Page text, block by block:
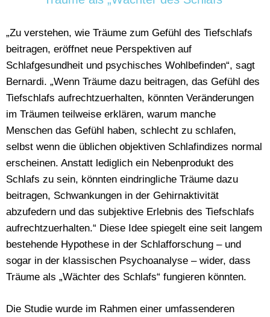
„Zu verstehen, wie Träume zum Gefühl des Tiefschlafs
beitragen, eröffnet neue Perspektiven auf
Schlafgesundheit und psychisches Wohlbefinden“, sagt
Bernardi. „Wenn Träume dazu beitragen, das Gefühl des
Tiefschlafs aufrechtzuerhalten, könnten Veränderungen
im Träumen teilweise erklären, warum manche
Menschen das Gefühl haben, schlecht zu schlafen,
selbst wenn die üblichen objektiven Schlafindizes normal
erscheinen. Anstatt lediglich ein Nebenprodukt des
Schlafs zu sein, könnten eindringliche Träume dazu
beitragen, Schwankungen in der Gehirnaktivität
abzufedern und das subjektive Erlebnis des Tiefschlafs
aufrechtzuerhalten.“ Diese Idee spiegelt eine seit langem
bestehende Hypothese in der Schlafforschung – und
sogar in der klassischen Psychoanalyse – wider, dass
Träume als „Wächter des Schlafs“ fungieren könnten.
Die Studie wurde im Rahmen einer umfassenderen